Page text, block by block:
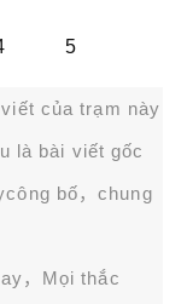
5
của trạm này
là bài viết gốc
công bố，chung
，Mọi thắc